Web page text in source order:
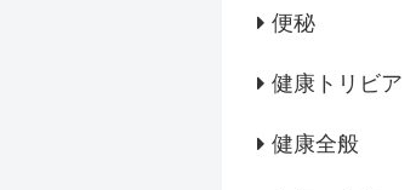
便秘
健康トリビア
健康全般